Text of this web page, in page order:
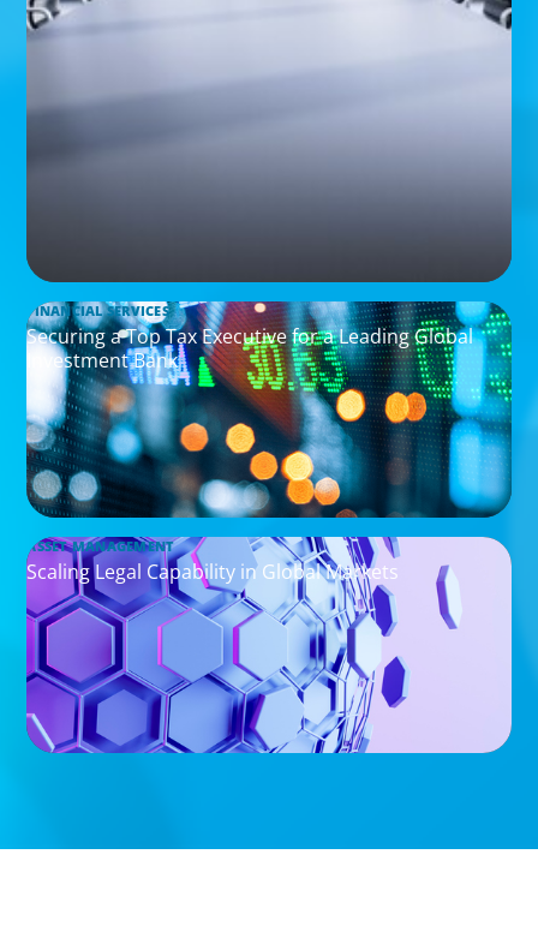
FINANCIAL SERVICES
Securing a Top Tax Executive for a Leading Global
Investment Bank
ASSET MANAGEMENT
Scaling Legal Capability in Global Markets